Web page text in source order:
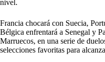
nivel.
Francia chocará con Suecia,
Bélgica enfrentará a Senegal y
Marruecos, en una serie de
selecciones favoritas para